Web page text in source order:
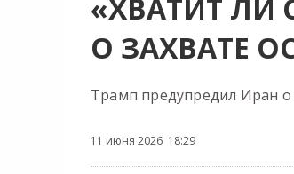
«ХВАТИТ ЛИ
О ЗАХВАТЕ
Трамп предупредил Иран о
11 июня 2026 18:29